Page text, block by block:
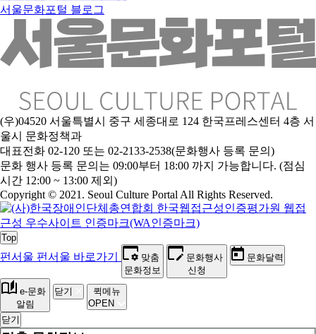
서울문화포털 블로그
(우)04520 서울특별시 중구 세종대로 124 한국프레스센터 4층 서
울시 문화정책과
대표전화 02-120 또는 02-2133-2538(문화행사 등록 문의)
문화 행사 등록 문의는 09:00부터 18:00 까지 가능합니다. (점심
시간 12:00 ~ 13:00 제외)
Copyright © 2021. Seoul Culture Portal All Rights Reserved.
Top
펀서울 펀서울 바로가기
맞춤
문화정보
문화행사
신청
문화달력
e-문화
알림
닫기
퀵메뉴
OPEN
닫기